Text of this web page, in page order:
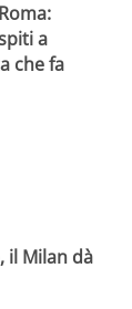
a
che fa
il Milan dà